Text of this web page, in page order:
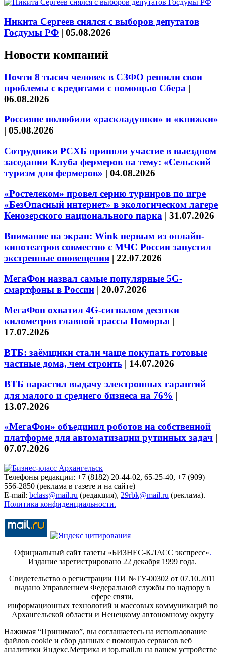
Никита Сергеев снялся с выборов депутатов
Госдумы РФ | 05.08.2026
Новости компаний
Почти 8 тысяч человек в СЗФО решили свои
проблемы с кредитами с помощью Сбера |
06.08.2026
Россияне полюбили «раскладушки» и «книжки»
| 05.08.2026
Сотрудники РСХБ приняли участие в выездном
заседании Клуба фермеров на тему: «Сельский
туризм для фермеров» | 04.08.2026
«Ростелеком» провел серию турниров по игре
«БезОпасный интернет» в экологическом лагере
Кенозерского национального парка | 31.07.2026
Внимание на экран: Wink первым из онлайн-
кинотеатров совместно с МЧС России запустил
экстренные оповещения | 22.07.2026
МегаФон назвал самые популярные 5G-
смартфоны в России | 20.07.2026
МегаФон охватил 4G-сигналом десятки
километров главной трассы Поморья |
17.07.2026
ВТБ: заёмщики стали чаще покупать готовые
частные дома, чем строить | 14.07.2026
ВТБ нарастил выдачу электронных гарантий
для малого и среднего бизнеса на 76% |
13.07.2026
«МегаФон» объединил роботов на собственной
платформе для автоматизации рутинных задач |
07.07.2026
Телефоны редакции: +7 (8182) 20-44-02, 65-25-40, +7 (909)
556-2850 (реклама в газете и на сайте)
E-mail: bclass@mail.ru (редакция), 29rbk@mail.ru (реклама).
Политика конфиденциальности.
Официальный сайт газеты «БИЗНЕС-КЛАСС экспресс».
Издание зарегистрировано 22 декабря 1999 года.
Свидетельство о регистрации ПИ №ТУ-00302 от 07.10.2011
выдано Управлением Федеральной службы по надзору в
сфере связи,
информационных технологий и массовых коммуникаций по
Архангельской области и Ненецкому автономному округу
Нажимая “Принимаю”, вы соглашаетесь на использование
файлов cookie и сбор данных с помощью сервисов веб
аналитики Яндекс.Метрика и top.mail.ru на вашем устройстве